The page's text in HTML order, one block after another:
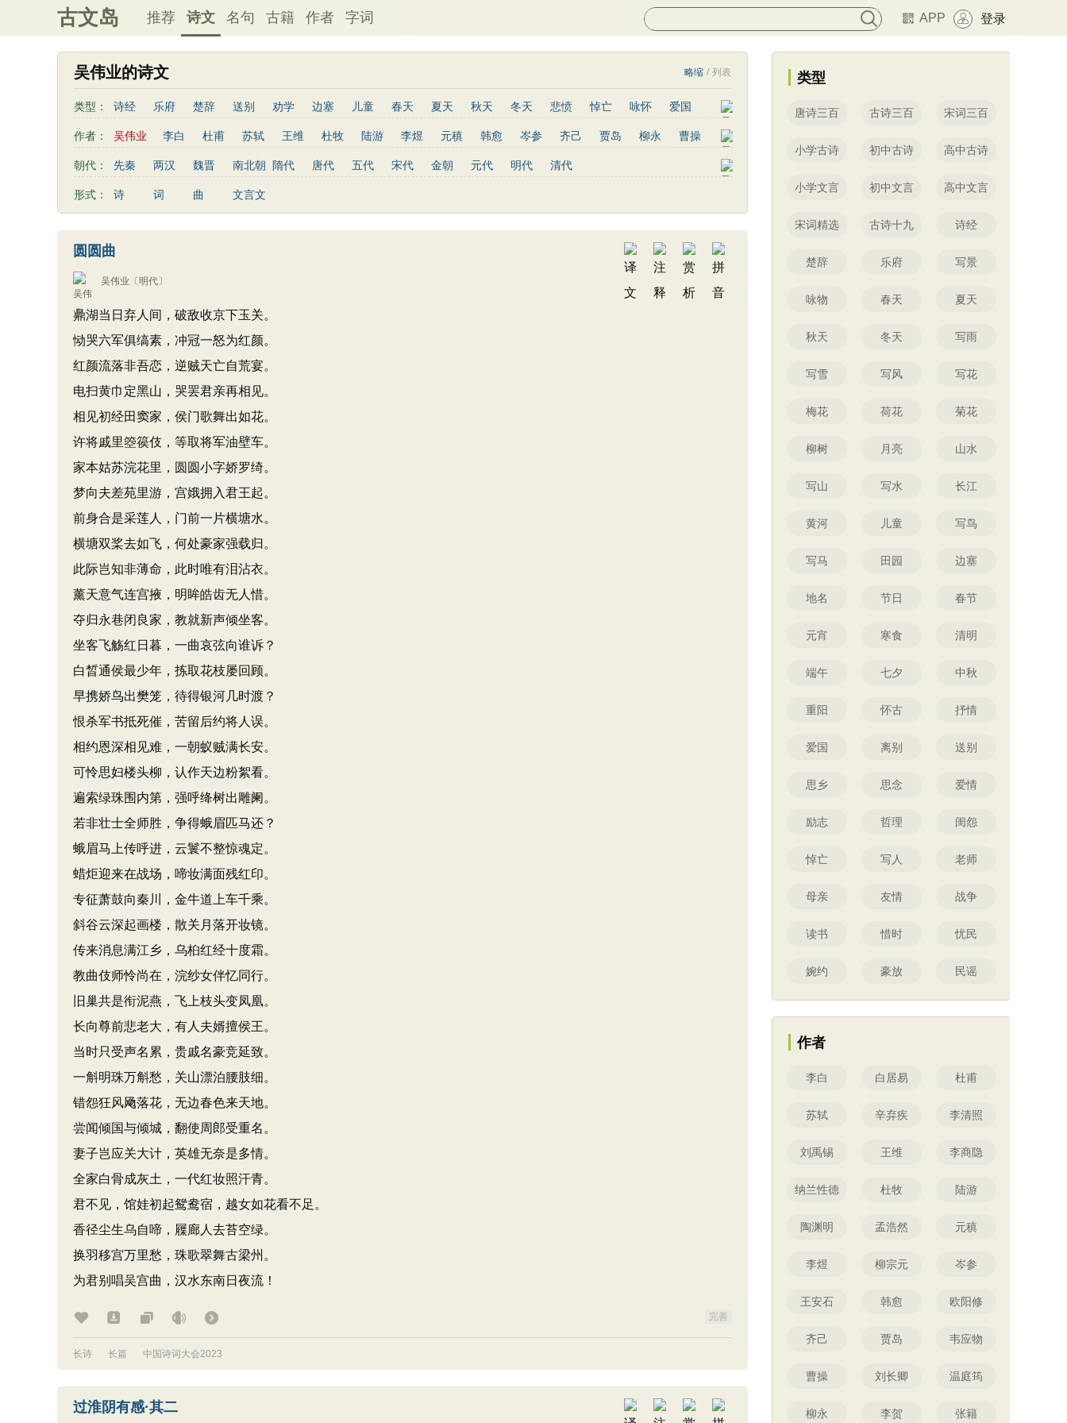
古文岛 推荐 诗文 名句 古籍 作者 字词 APP 登录
吴伟业的诗文 列表
/
略缩
类型： 诗经 乐府 楚辞 送别 劝学 边塞 儿童 春天 夏天 秋天 冬天 悲愤 悼亡 咏怀
爱国
思乡
咏物 爱情 田园 民歌 民谣 山水 怀古 咏史 散文 闺怨 抒情 赞美 咏柳
读书
寒食节
清明节 端午节 七夕节
古诗十九首
作者： 吴伟业 李白 杜甫 苏轼 王维 杜牧 陆游 李煜 元稹 韩愈 岑参 齐己 贾岛 柳永
曹操
李贺
曹植 张籍 孟郊 皎然 许浑 罗隐 贯休 韦庄 屈原 王勃 张祜
刘长卿
王昌龄 杨万里 诸葛亮 范仲淹 陆龟蒙 晏几道 周邦彦 杜荀鹤 吴文英 马致远
皮日休
左丘明
纳兰性德
朝代： 先秦 两汉 魏晋 南北朝 隋代 唐代 五代 宋代 金朝 元代 明代 清代
形式： 诗 词 曲 文言文
圆圆曲
吴伟业 〔明代〕
鼎湖当日弃人间，破敌收京下玉关。
恸哭六军俱缟素，冲冠一怒为红颜。
红颜流落非吾恋，逆贼天亡自荒宴。
电扫黄巾定黑山，哭罢君亲再相见。
相见初经田窦家，侯门歌舞出如花。
许将戚里箜篌伎，等取将军油壁车。
家本姑苏浣花里，圆圆小字娇罗绮。
梦向夫差苑里游，宫娥拥入君王起。
前身合是采莲人，门前一片横塘水。
横塘双桨去如飞，何处豪家强载归。
此际岂知非薄命，此时唯有泪沾衣。
薰天意气连宫掖，明眸皓齿无人惜。
夺归永巷闭良家，教就新声倾坐客。
坐客飞觞红日暮，一曲哀弦向谁诉？
白晳通侯最少年，拣取花枝屡回顾。
早携娇鸟出樊笼，待得银河几时渡？
恨杀军书抵死催，苦留后约将人误。
相约恩深相见难，一朝蚁贼满长安。
可怜思妇楼头柳，认作天边粉絮看。
遍索绿珠围内第，强呼绛树出雕阑。
若非壮士全师胜，争得蛾眉匹马还？
蛾眉马上传呼进，云鬟不整惊魂定。
蜡炬迎来在战场，啼妆满面残红印。
专征萧鼓向秦川，金牛道上车千乘。
斜谷云深起画楼，散关月落开妆镜。
传来消息满江乡，乌桕红经十度霜。
教曲伎师怜尚在，浣纱女伴忆同行。
旧巢共是衔泥燕，飞上枝头变凤凰。
长向尊前悲老大，有人夫婿擅侯王。
当时只受声名累，贵戚名豪竞延致。
一斛明珠万斛愁，关山漂泊腰肢细。
错怨狂风飏落花，无边春色来天地。
尝闻倾国与倾城，翻使周郎受重名。
妻子岂应关大计，英雄无奈是多情。
全家白骨成灰土，一代红妆照汗青。
君不见，馆娃初起鸳鸯宿，越女如花看不足。
香径尘生乌自啼，屧廊人去苔空绿。
换羽移宫万里愁，珠歌翠舞古梁州。
为君别唱吴宫曲，汉水东南日夜流！
完善
长诗 长篇 中国诗词大会2023
过淮阴有感·其二
类型
唐诗三百 古诗三百 宋词三百
小学古诗 初中古诗 高中古诗
小学文言 初中文言 高中文言
宋词精选 古诗十九 诗经
楚辞 乐府 写景
咏物 春天 夏天
秋天 冬天 写雨
写雪 写风 写花
梅花 荷花 菊花
柳树 月亮 山水
写山 写水 长江
黄河 儿童 写鸟
写马 田园 边塞
地名 节日 春节
元宵 寒食 清明
端午 七夕 中秋
重阳 怀古 抒情
爱国 离别 送别
思乡 思念 爱情
励志 哲理 闺怨
悼亡 写人 老师
母亲 友情 战争
读书 惜时 忧民
婉约 豪放 民谣
作者
李白 白居易 杜甫
苏轼 辛弃疾 李清照
刘禹锡 王维 李商隐
纳兰性德 杜牧 陆游
陶渊明 孟浩然 元稹
李煜 柳宗元 岑参
王安石 韩愈 欧阳修
齐己 贾岛 韦应物
曹操 刘长卿 温庭筠
柳永 李贺 张籍